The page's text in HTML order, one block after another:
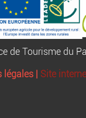
de Tourisme du
| Site